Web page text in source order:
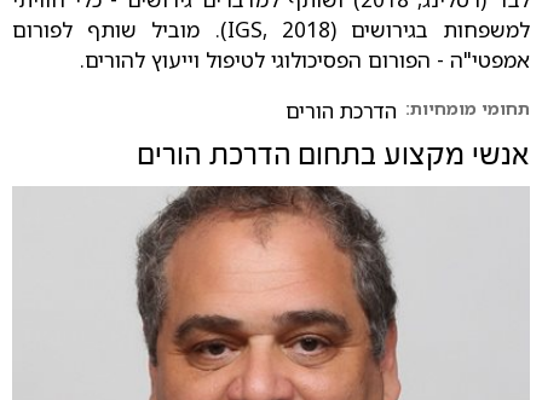
למשפחות בגירושים (IGS, 2018). מוביל שותף לפורום
אמפטי"ה - הפורום הפסיכולוגי לטיפול וייעוץ להורים.
תחומי מומחיות: הדרכת הורים
אנשי מקצוע בתחום הדרכת הורים